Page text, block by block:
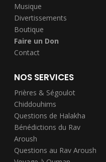
Musique
Divertissements
Boutique
Faire un Don
Contact
NOS SERVICES
Prières & Ségoulot
Chiddouhims
Questions de Halakha
Bénédictions du Rav
Aroush
Questions au Rav Aroush